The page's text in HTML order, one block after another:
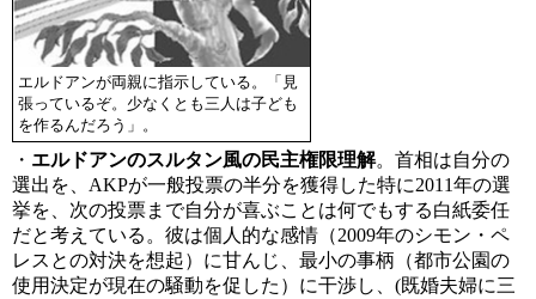
エルドアンが両親に指示している。「見
張っているぞ。少なくとも三人は子ども
を作るんだろう」。
・ エルドアンのスルタン風の民主権限理解。首相は自分の
選出を、AKPが一般投票の半分を獲得した特に2011年の選
挙を、次の投票まで自分が喜ぶことは何でもする白紙委任
だと考えている。彼は個人的な感情（2009年のシモン・ペ
レスとの対決を想起）に甘んじ、最小の事柄（都市公園の
使用決定が現在の騒動を促した）に干渉し、(既婚夫婦に三